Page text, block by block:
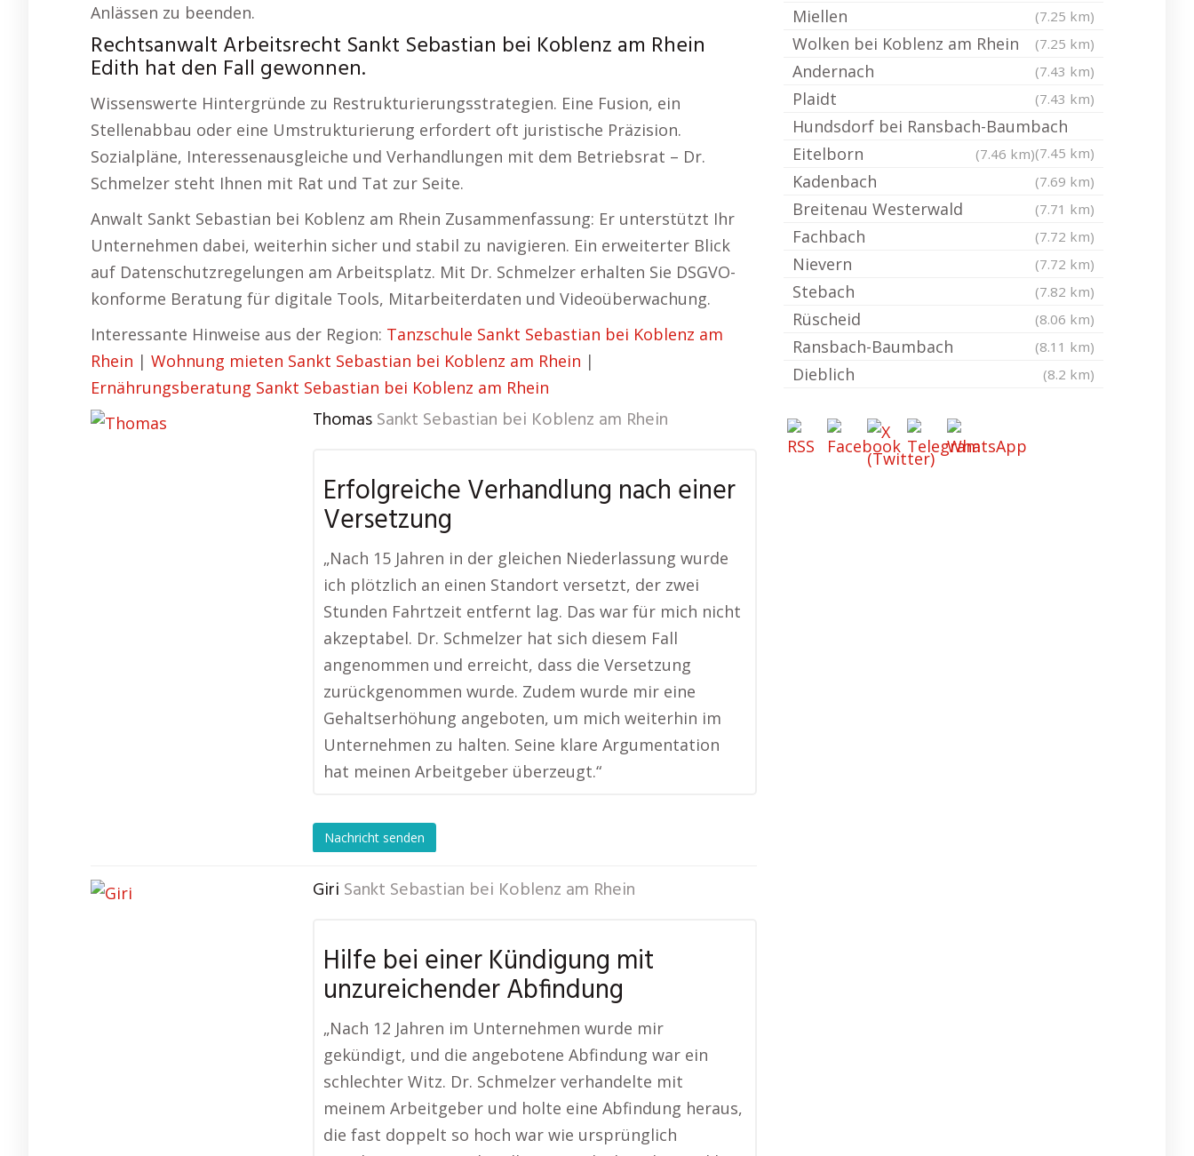
Anlässen zu beenden.
Rechtsanwalt Arbeitsrecht Sankt Sebastian bei Koblenz am Rhein
Edith hat den Fall gewonnen.
Wissenswerte Hintergründe zu Restrukturierungsstrategien. Eine Fusion, ein
Stellenabbau oder eine Umstrukturierung erfordert oft juristische Präzision.
Sozialpläne, Interessenausgleiche und Verhandlungen mit dem Betriebsrat – Dr.
Schmelzer steht Ihnen mit Rat und Tat zur Seite.
Anwalt Sankt Sebastian bei Koblenz am Rhein Zusammenfassung: Er unterstützt Ihr
Unternehmen dabei, weiterhin sicher und stabil zu navigieren. Ein erweiterter Blick
auf Datenschutzregelungen am Arbeitsplatz. Mit Dr. Schmelzer erhalten Sie DSGVO-
konforme Beratung für digitale Tools, Mitarbeiterdaten und Videoüberwachung.
Interessante Hinweise aus der Region: Tanzschule Sankt Sebastian bei Koblenz am
Rhein | Wohnung mieten Sankt Sebastian bei Koblenz am Rhein |
Ernährungsberatung Sankt Sebastian bei Koblenz am Rhein
ThomasSankt Sebastian bei Koblenz am Rhein
Erfolgreiche Verhandlung nach einer
Versetzung
„Nach 15 Jahren in der gleichen Niederlassung wurde
ich plötzlich an einen Standort versetzt, der zwei
Stunden Fahrtzeit entfernt lag. Das war für mich nicht
akzeptabel. Dr. Schmelzer hat sich diesem Fall
angenommen und erreicht, dass die Versetzung
zurückgenommen wurde. Zudem wurde mir eine
Gehaltserhöhung angeboten, um mich weiterhin im
Unternehmen zu halten. Seine klare Argumentation
hat meinen Arbeitgeber überzeugt.“
Nachricht senden
Giri Sankt Sebastian bei Koblenz am Rhein
Hilfe bei einer Kündigung mit
unzureichender Abfindung
„Nach 12 Jahren im Unternehmen wurde mir
gekündigt, und die angebotene Abfindung war ein
schlechter Witz. Dr. Schmelzer verhandelte mit
meinem Arbeitgeber und holte eine Abfindung heraus,
die fast doppelt so hoch war wie ursprünglich
Miellen (7.25 km)
Wolken bei Koblenz am Rhein (7.25 km)
Andernach (7.43 km)
Plaidt (7.43 km)
Hundsdorf bei Ransbach-Baumbach
(7.45 km)
Eitelborn (7.46 km)
Kadenbach (7.69 km)
Breitenau Westerwald (7.71 km)
Fachbach (7.72 km)
Nievern (7.72 km)
Stebach (7.82 km)
Rüscheid (8.06 km)
Ransbach-Baumbach (8.11 km)
Dieblich (8.2 km)